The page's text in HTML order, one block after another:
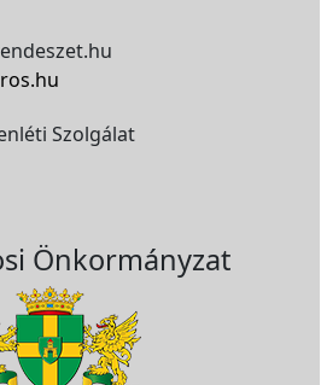
Szolgálat
Önkormányzat